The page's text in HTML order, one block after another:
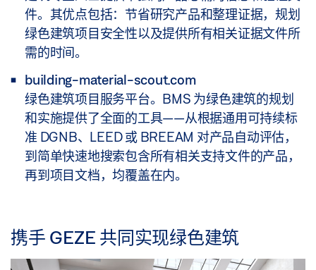
各种建筑类型，例如写字楼、公共建筑
工业
评定评价：优秀、很好、良好或中等
新建建筑
核心和建筑外层
通用和办公管理室内设备
零售业
住宅建筑
城市发展
评定等级：铂金、黄金、白银和认证
位置
根据建筑类型，评估工作最多涉及 40 项可持续性标
准——此类标准由独立的专家委员会不断编制。
应用领域：该证书适用于各种类型的现有和新建建筑
——从商业摩天大楼，到家庭住宅和隧道和桥梁等基
础设施。
件。其优点包括：节省研究产品和整理证据，规划
绿色建筑项目安全性以及提供所有相关证据文件所
需的时间。
building-material-scout.com
绿色建筑项目服务平台。BMS 为绿色建筑的规划
和实施提供了全面的工具——从根据通用可持续标
准 DGNB、LEED 或 BREEAM 对产品自动评估，
到简单快速地搜索包含所有相关支持文件的产品，
再到项目文档，均覆盖在内。
携手 GEZE 共同实现绿色建筑